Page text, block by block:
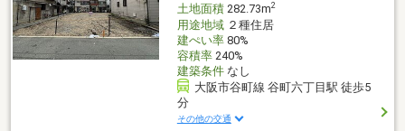
土地面積282.73m2
用途地域２種住居
建ぺい率80%
容積率240%
建築条件なし
大阪市谷町線 谷町六丁目駅 徒歩5
分
その他の交通